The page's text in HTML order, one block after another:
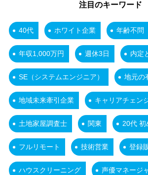
注目のキーワード
40代 ホワイト企業 年齢不問
年収1,000万円 週休3日 内定
SE（システムエンジニア） 地元の
地域未来牽引企業 キャリアチェン
土地家屋調査士 関東 20代 初
フルリモート 技術営業 登録
ハウスクリーニング 声優マネージ